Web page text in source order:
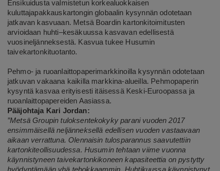
Ensikuidusta valmistetun korkealuokkaisen
kuluttajapakkauskartongin globaalin kysynnän odotetaan
jatkavan kasvuaan. Metsä Boardin kartonkitoimitusten
arvioidaan huhti–kesäkuussa kasvavan edellisestä
vuosineljänneksestä. Kasvua tukee Husumin
taivekartonkituotanto.
Pehmo- ja ruoanlaittopaperimarkkinoilla kysynnän odotetaan
jatkuvan vakaana kaikilla markkina-alueilla. Pehmopaperin
kysyntä kasvaa erityisesti itäisessä Keski-Euroopassa ja
ruoanlaittopapereiden Aasiassa.
Pääjohtaja Kari Jordan:
”Metsä Groupin tuloksentekokyky parani vuoden 2017
ensimmäisellä neljänneksellä edellisen vuoden vastaavaan
aikaan verrattuna. Olennaisin tulosparannus saavutettiin
kartonkiteollisuudessa. Husumin tehtaan viime vuonna
käynnistyneen taivekartonkikoneen kapasiteettia on pystytty
hyödyntämään yhä tehokkaammin. Huhtikuussa käynnistynyt